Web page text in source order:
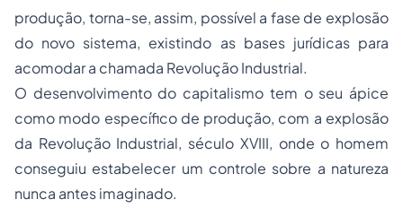
produção, torna-se, assim, possível a fase de explosão
do novo sistema, existindo as bases jurídicas para
acomodar a chamada Revolução Industrial.
O desenvolvimento do capitalismo tem o seu ápice
como modo específico de produção, com a explosão
da Revolução Industrial, século XVIII, onde o homem
conseguiu estabelecer um controle sobre a natureza
nunca antes imaginado.